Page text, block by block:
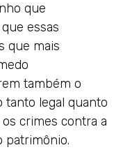
que
essas
que mais
também o
tanto legal quanto
crimes contra a
patrimônio.